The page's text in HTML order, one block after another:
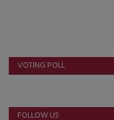
VOTING POLL
FOLLOW US